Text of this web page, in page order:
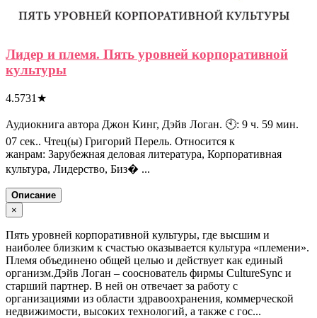
Лидер и племя. Пять уровней корпоративной
культуры
4.5731 ★
Аудиокнига автора Джон Кинг, Дэйв Логан. 🕙: 9 ч. 59 мин.
07 сек.. Чтец(ы) Григорий Перель. Относится к
жанрам: Зарубежная деловая литература, Корпоративная
культура, Лидерство, Биз� ...
Описание
×
Пять уровней корпоративной культуры, где высшим и
наиболее близким к счастью оказывается культура «племени».
Племя объединено общей целью и действует как единый
организм.Дэйв Логан – сооснователь фирмы CultureSync и
старший партнер. В ней он отвечает за работу с
организациями из области здравоохранения, коммерческой
недвижимости, высоких технологий, а также с гос...